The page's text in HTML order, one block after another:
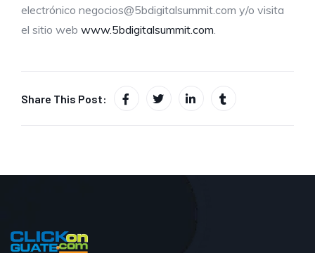
electrónico negocios@5bdigitalsummit.com y/o visita
el sitio web www.5bdigitalsummit.com.
Share This Post: